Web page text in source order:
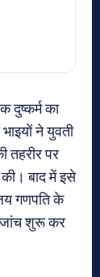
दुष्कर्म का
ने युवती
तहरीर पर
बाद में इसे
गणपति के
जांच शुरू कर